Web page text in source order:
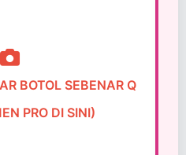
BOTOL SEBENAR Q
PRO DI SINI)